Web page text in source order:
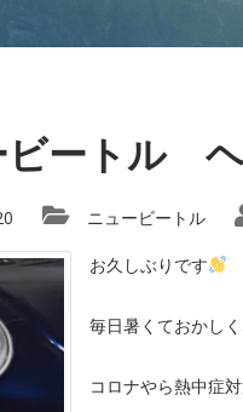
ビートル
ニュービートル
お久しぶりです
毎日暑くておかし
コロナやら熱中症